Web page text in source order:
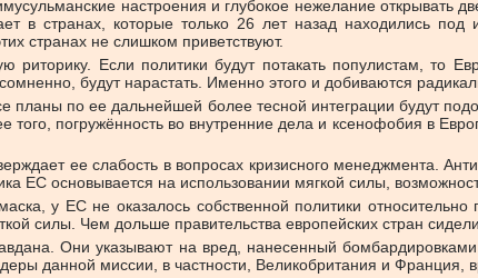
настроения и глубокое нежелание открывать
в странах, которые только 26 лет назад находились
странах не слишком приветствуют.
риторику. Если политики будут потакать популистам, то
будут нарастать. Именно этого и добиваются
планы по ее дальнейшей более тесной интеграции будут
погружённость во внутренние дела и ксенофобия в
ее слабость в вопросах кризисного менеджмента.
ЕС основывается на использовании мягкой силы,
у ЕС не оказалось собственной политики
силы. Чем дольше правительства европейских стран
Они указывают на вред, нанесенный
данной миссии, в частности, Великобритания и Франция,